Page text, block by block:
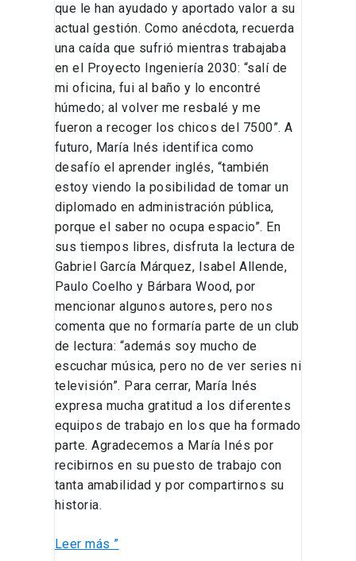
que le han ayudado y aportado valor a su
actual gestión. Como anécdota, recuerda
una caída que sufrió mientras trabajaba
en el Proyecto Ingeniería 2030: “salí de
mi oficina, fui al baño y lo encontré
húmedo; al volver me resbalé y me
fueron a recoger los chicos del 7500”. A
futuro, María Inés identifica como
desafío el aprender inglés, “también
estoy viendo la posibilidad de tomar un
diplomado en administración pública,
porque el saber no ocupa espacio”. En
sus tiempos libres, disfruta la lectura de
Gabriel García Márquez, Isabel Allende,
Paulo Coelho y Bárbara Wood, por
mencionar algunos autores, pero nos
comenta que no formaría parte de un club
de lectura: “además soy mucho de
escuchar música, pero no de ver series ni
televisión”. Para cerrar, María Inés
expresa mucha gratitud a los diferentes
equipos de trabajo en los que ha formado
parte. Agradecemos a María Inés por
recibirnos en su puesto de trabajo con
tanta amabilidad y por compartirnos su
historia.
Leer más ”